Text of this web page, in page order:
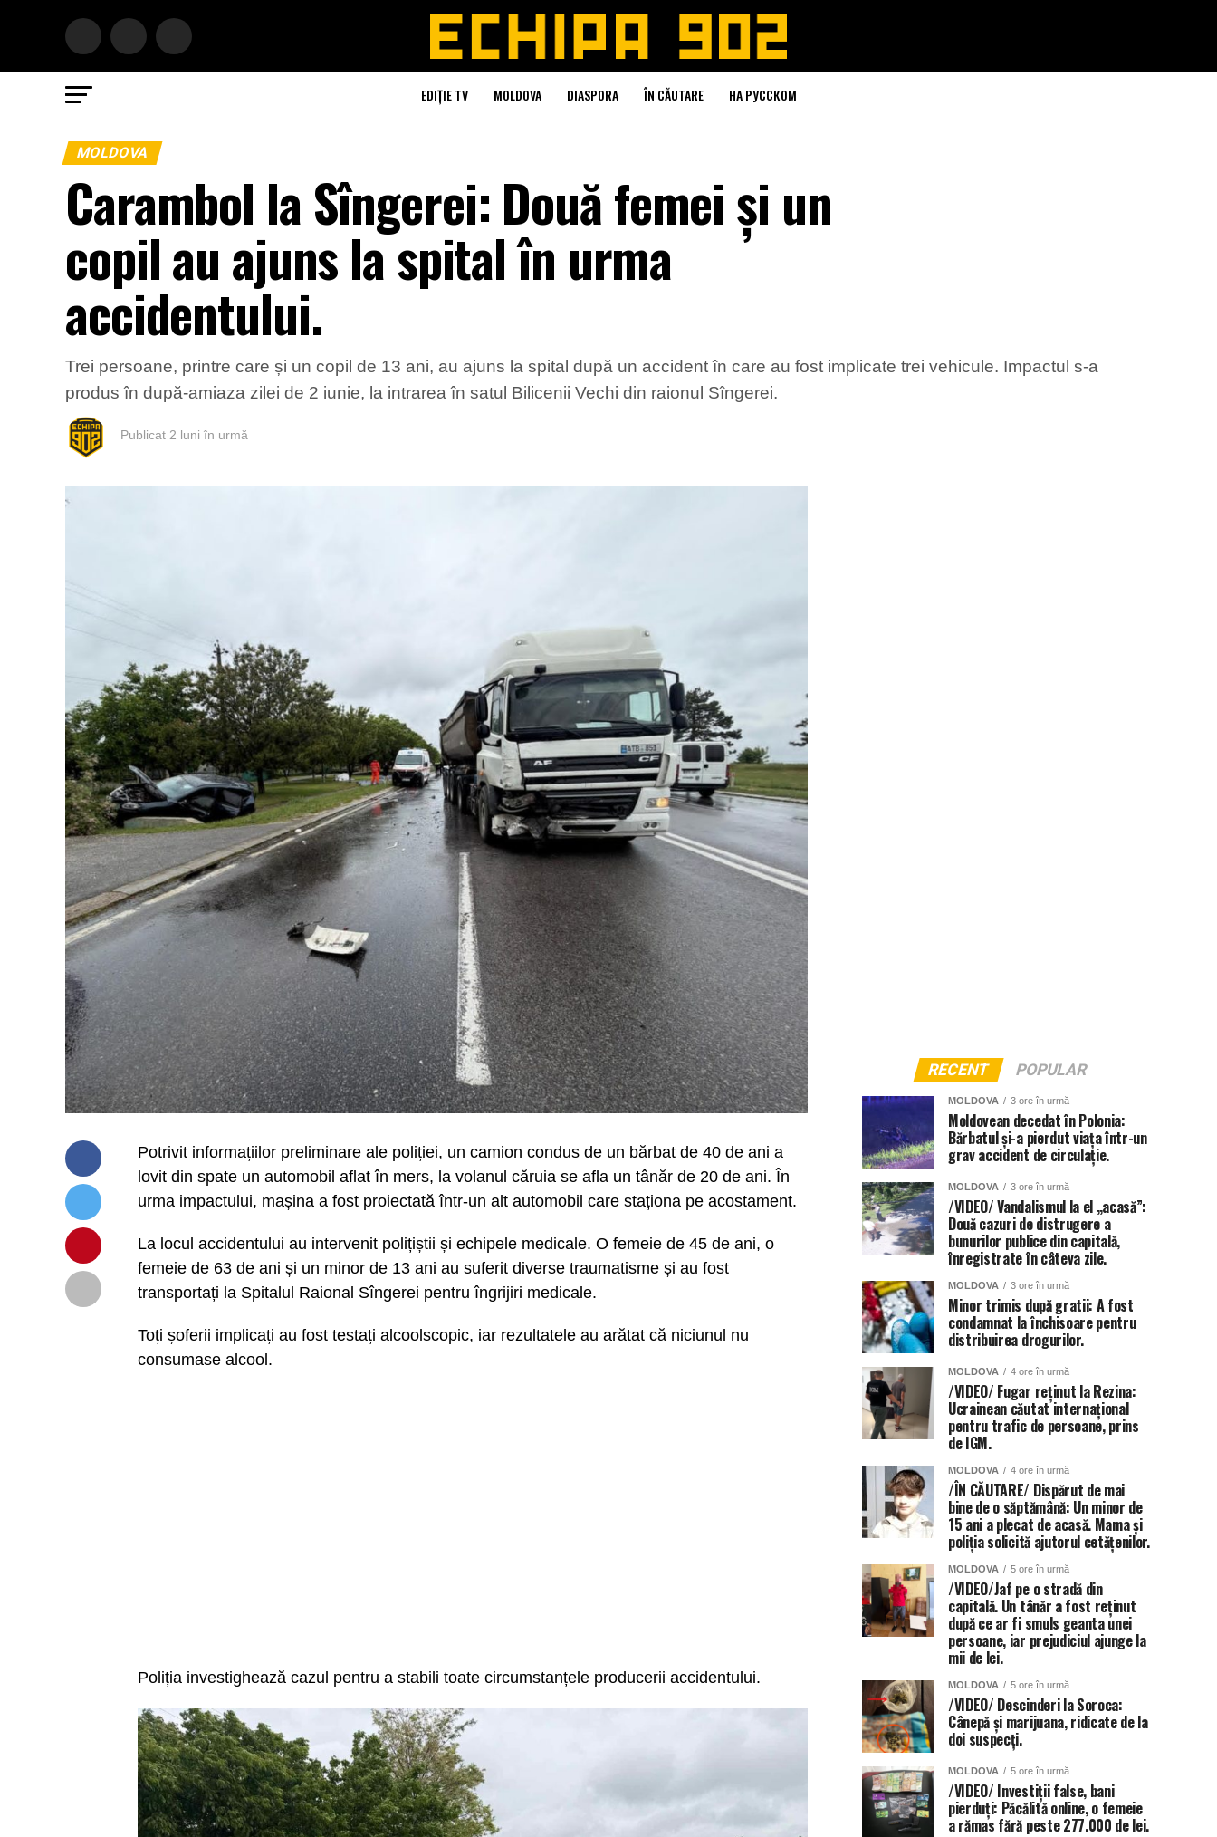
EDIȚIE TV MOLDOVA DIASPORA ÎN CĂUTARE НА РУССКОМ
MOLDOVA
Carambol la Sîngerei: Două femei și un
copil au ajuns la spital în urma
accidentului.
Trei persoane, printre care și un copil de 13 ani, au ajuns la spital după un accident în care au fost implicate trei vehicule. Impactul s-a
produs în după-amiaza zilei de 2 iunie, la intrarea în satul Bilicenii Vechi din raionul Sîngerei.
Publicat 2 luni în urmă
Potrivit informațiilor preliminare ale poliției, un camion condus de un bărbat de 40 de ani a
lovit din spate un automobil aflat în mers, la volanul căruia se afla un tânăr de 20 de ani. În
urma impactului, mașina a fost proiectată într-un alt automobil care staționa pe acostament.
La locul accidentului au intervenit polițiștii și echipele medicale. O femeie de 45 de ani, o
femeie de 63 de ani și un minor de 13 ani au suferit diverse traumatisme și au fost
transportați la Spitalul Raional Sîngerei pentru îngrijiri medicale.
Toți șoferii implicați au fost testați alcoolscopic, iar rezultatele au arătat că niciunul nu
consumase alcool.
Poliția investighează cazul pentru a stabili toate circumstanțele producerii accidentului.
RECENT POPULAR
MOLDOVA 3 ore în urmă
Moldovean decedat în Polonia:
Bărbatul și-a pierdut viața într-un
grav accident de circulație.
MOLDOVA 3 ore în urmă
/VIDEO/ Vandalismul la el „acasă”:
Două cazuri de distrugere a
bunurilor publice din capitală,
înregistrate în câteva zile.
MOLDOVA 3 ore în urmă
Minor trimis după gratii: A fost
condamnat la închisoare pentru
distribuirea drogurilor.
MOLDOVA 4 ore în urmă
/VIDEO/ Fugar reținut la Rezina:
Ucrainean căutat internațional
pentru trafic de persoane, prins
de IGM.
MOLDOVA 4 ore în urmă
/ÎN CĂUTARE/ Dispărut de mai
bine de o săptămână: Un minor de
15 ani a plecat de acasă. Mama și
poliția solicită ajutorul cetățenilor.
MOLDOVA 5 ore în urmă
/VIDEO/Jaf pe o stradă din
capitală. Un tânăr a fost reținut
după ce ar fi smuls geanta unei
persoane, iar prejudiciul ajunge la
mii de lei.
MOLDOVA 5 ore în urmă
/VIDEO/ Descinderi la Soroca:
Cânepă și marijuana, ridicate de la
doi suspecți.
MOLDOVA 5 ore în urmă
/VIDEO/ Investiții false, bani
pierduți: Păcălită online, o femeie
a rămas fără peste 277.000 de lei.